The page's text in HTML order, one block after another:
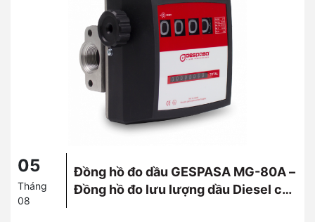
05
Tháng
08
Đồng hồ đo dầu GESPASA MG-80A –
Đồng hồ đo lưu lượng dầu Diesel cơ